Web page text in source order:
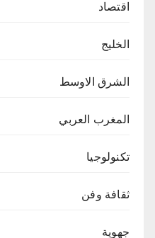
اقتصاد
الخليج
الشرق الاوسط
المغرب العربي
تكنولوجيا
ثقافة وفن
جهوية